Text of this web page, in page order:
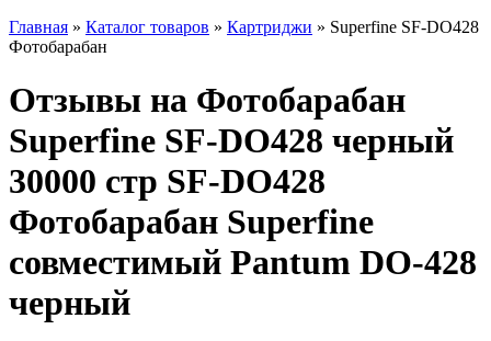
Главная » Каталог товаров » Картриджи » Superfine SF-DO428
Фотобарабан
Отзывы на Фотобарабан
Superfine SF-DO428 черный
30000 стр SF-DO428
Фотобарабан Superfine
совместимый Pantum DO-428
черный